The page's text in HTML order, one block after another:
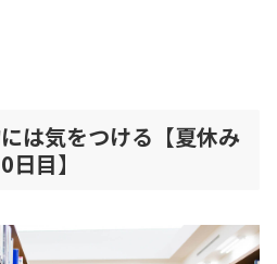
は気をつける【夏休み
日目】